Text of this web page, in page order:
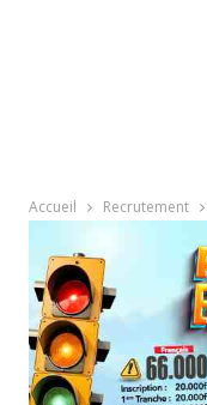
Accueil Recrutement